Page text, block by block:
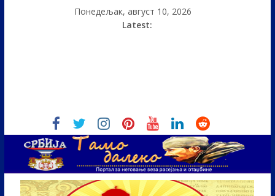
Понедељак, август 10, 2026
Latest: